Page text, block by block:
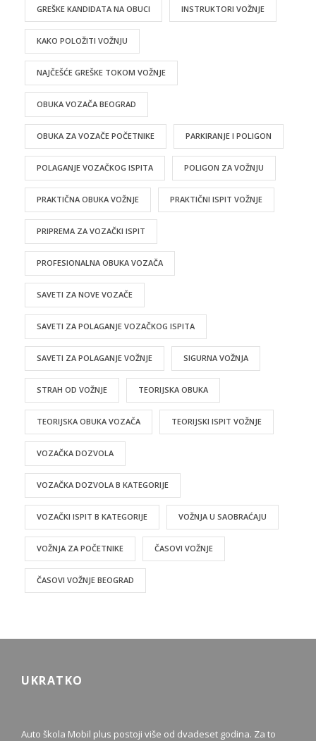
GREŠKE KANDIDATA NA OBUCI INSTRUKTORI VOŽNJE
KAKO POLOŽITI VOŽNJU
NAJČEŠĆE GREŠKE TOKOM VOŽNJE
OBUKA VOZAČA BEOGRAD
OBUKA ZA VOZAČE POČETNIKE PARKIRANJE I POLIGON
POLAGANJE VOZAČKOG ISPITA POLIGON ZA VOŽNJU
PRAKTIČNA OBUKA VOŽNJE PRAKTIČNI ISPIT VOŽNJE
PRIPREMA ZA VOZAČKI ISPIT
PROFESIONALNA OBUKA VOZAČA
SAVETI ZA NOVE VOZAČE
SAVETI ZA POLAGANJE VOZAČKOG ISPITA
SAVETI ZA POLAGANJE VOŽNJE SIGURNA VOŽNJA
STRAH OD VOŽNJE TEORIJSKA OBUKA
TEORIJSKA OBUKA VOZAČA TEORIJSKI ISPIT VOŽNJE
VOZAČKA DOZVOLA
VOZAČKA DOZVOLA B KATEGORIJE
VOZAČKI ISPIT B KATEGORIJE VOŽNJA U SAOBRAĆAJU
VOŽNJA ZA POČETNIKE ČASOVI VOŽNJE
ČASOVI VOŽNJE BEOGRAD
UKRATKO
Auto škola Mobil plus postoji više od dvadeset godina. Za to